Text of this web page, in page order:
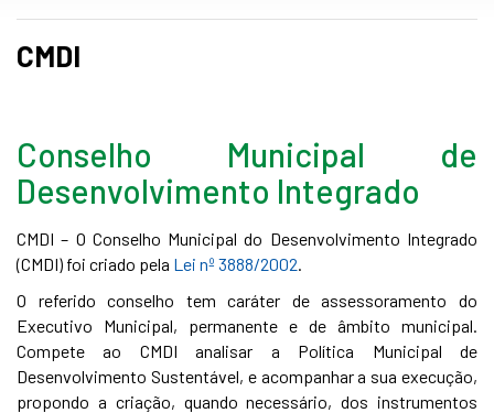
CMDI
Conselho Municipal de
Desenvolvimento Integrado
CMDI – O Conselho Municipal do Desenvolvimento Integrado
(CMDI) foi criado pela Lei nº 3888/2002.
O referido conselho tem caráter de assessoramento do
Executivo Municipal, permanente e de âmbito municipal.
Compete ao CMDI analisar a Política Municipal de
Desenvolvimento Sustentável, e acompanhar a sua execução,
propondo a criação, quando necessário, dos instrumentos